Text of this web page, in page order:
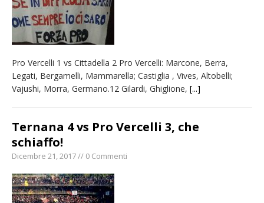
Pro Vercelli 1 vs Cittadella 2 Pro Vercelli: Marcone, Berra,
Legati, Bergamelli, Mammarella; Castiglia , Vives, Altobelli;
Vajushi, Morra, Germano.12 Gilardi, Ghiglione, [...]
Ternana 4 vs Pro Vercelli 3, che
schiaffo!
Dicembre 21, 2017 // 0 Commenti